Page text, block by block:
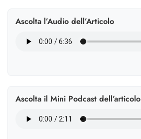
Ascolta l’Audio dell’Articolo
Ascolta il Mini Podcast dell’articolo